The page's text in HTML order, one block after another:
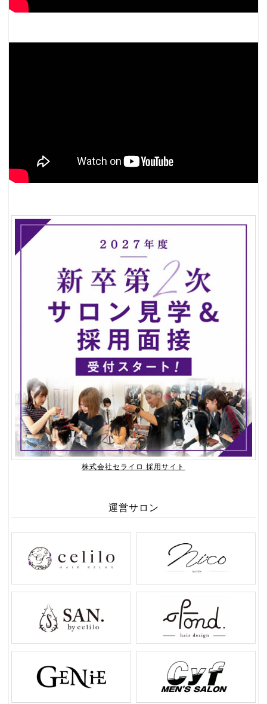
株式会社セライロ 採用サイト
運営サロン